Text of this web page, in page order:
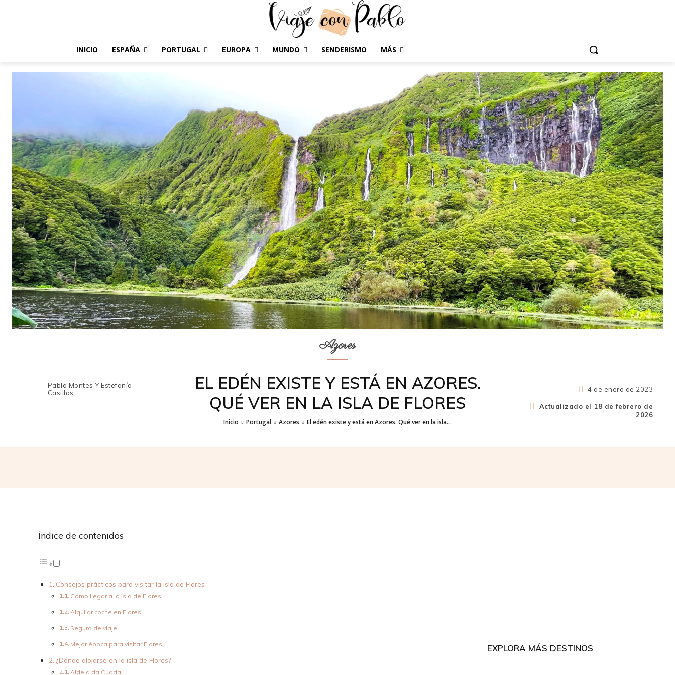
INICIO ESPAÑA PORTUGAL EUROPA MUNDO SENDERISMO MÁS
Pablo Montes Y Estefanía
Casillas
Azores
EL EDÉN EXISTE Y ESTÁ EN AZORES.
QUÉ VER EN LA ISLA DE FLORES
Inicio Portugal Azores El edén existe y está en Azores. Qué ver en la isla...
4 de enero de 2023
Actualizado el 18 de febrero de
2026
Índice de contenidos
Consejos prácticos para visitar la isla de Flores
Cómo llegar a la isla de Flores
Alquilar coche en Flores
Seguro de viaje
Mejor época para visitar Flores
¿Dónde alojarse en la isla de Flores?
Aldeia da Cuada
EXPLORA MÁS DESTINOS